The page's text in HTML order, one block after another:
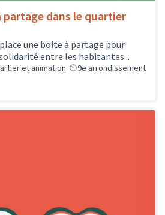
partage dans le quartier
une boite à partage pour
entre les habitantes...
et animation 9e arrondissement